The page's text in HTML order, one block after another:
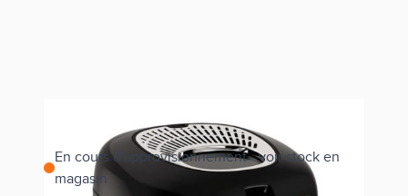
En cours d'approvisionnement - voir stock en
magasin